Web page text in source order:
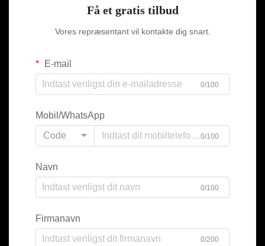
Få et gratis tilbud
Vores repræsentant vil kontakte dig snart.
E-mail
0/100
Mobil/WhatsApp
Code
0/100
Navn
0/100
Firmanavn
0/200